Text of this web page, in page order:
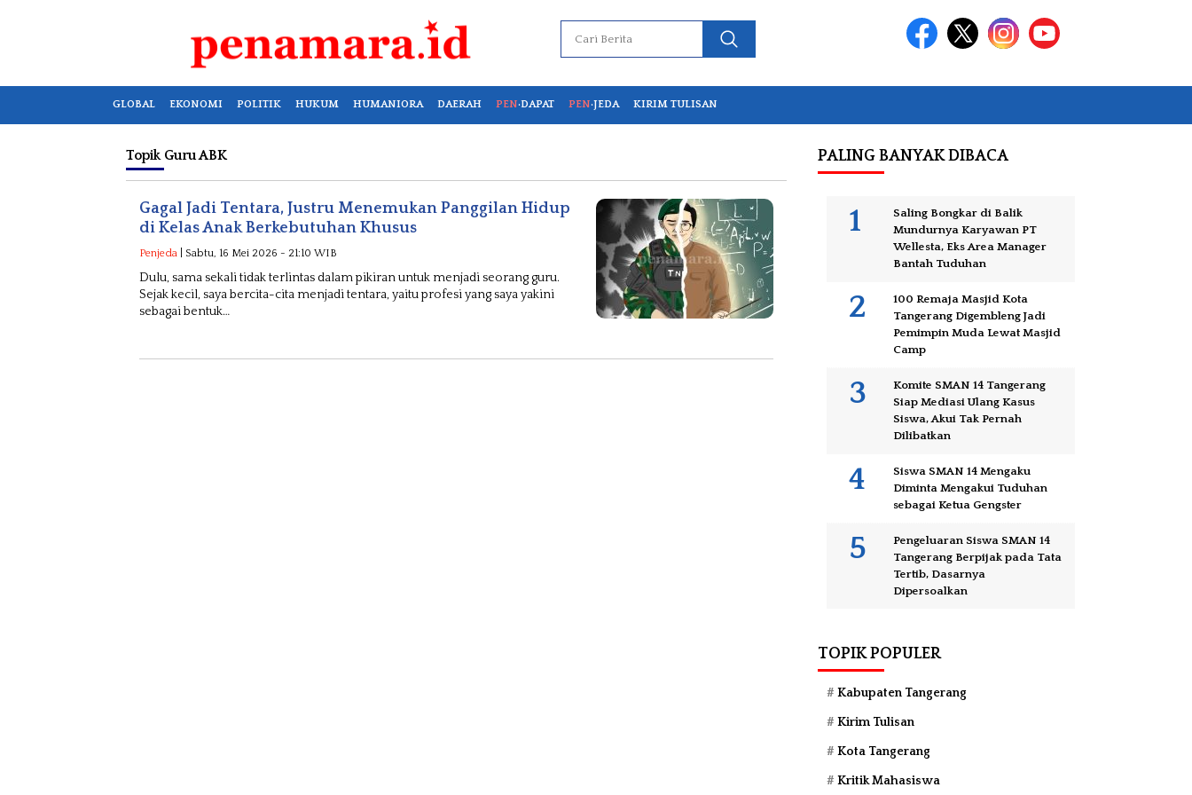
GLOBAL EKONOMI POLITIK HUKUM HUMANIORA DAERAH PEN·DAPAT PEN·JEDA KIRIM TULISAN
Topik Guru ABK
Gagal Jadi Tentara, Justru Menemukan Panggilan Hidup
di Kelas Anak Berkebutuhan Khusus
Penjeda | Sabtu, 16 Mei 2026 - 21:10 WIB
Dulu, sama sekali tidak terlintas dalam pikiran untuk menjadi seorang guru.
Sejak kecil, saya bercita-cita menjadi tentara, yaitu profesi yang saya yakini
sebagai bentuk…
PALING BANYAK DIBACA
Saling Bongkar di Balik
Mundurnya Karyawan PT
Wellesta, Eks Area Manager
Bantah Tuduhan
100 Remaja Masjid Kota
Tangerang Digembleng Jadi
Pemimpin Muda Lewat Masjid
Camp
Komite SMAN 14 Tangerang
Siap Mediasi Ulang Kasus
Siswa, Akui Tak Pernah
Dilibatkan
Siswa SMAN 14 Mengaku
Diminta Mengakui Tuduhan
sebagai Ketua Gengster
Pengeluaran Siswa SMAN 14
Tangerang Berpijak pada Tata
Tertib, Dasarnya
Dipersoalkan
TOPIK POPULER
Kabupaten Tangerang
Kirim Tulisan
Kota Tangerang
Kritik Mahasiswa